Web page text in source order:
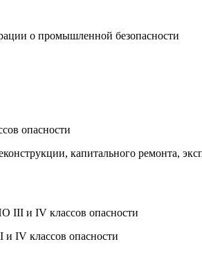
о промышленной безопасности
опасности
капитального ремонта,
III и IV классов опасности
IV классов опасности